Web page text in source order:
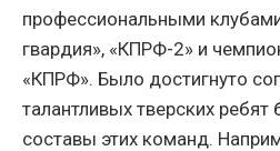
профессиональными
гвардия», «КПРФ-2» и
«КПРФ». Было достигнуто
талантливых тверских ребят
составы этих команд.